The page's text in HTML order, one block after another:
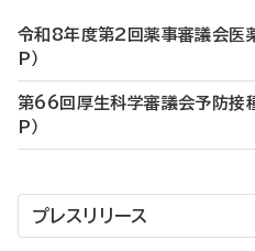
令和8年度第2回薬事審議会医
P）
第66回厚生科学審議会予防接
P）
プレスリリース